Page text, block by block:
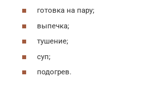
готовка на пару;
выпечка;
тушение;
суп;
подогрев.